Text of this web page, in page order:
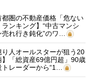
都圏の不動産価格「危ない
ランキング】“中古マンシ
売れ行き鈍化”のワ…
り人オールスターが狙う20
】「総資産69億円超」90歳
トレーダーから“1…